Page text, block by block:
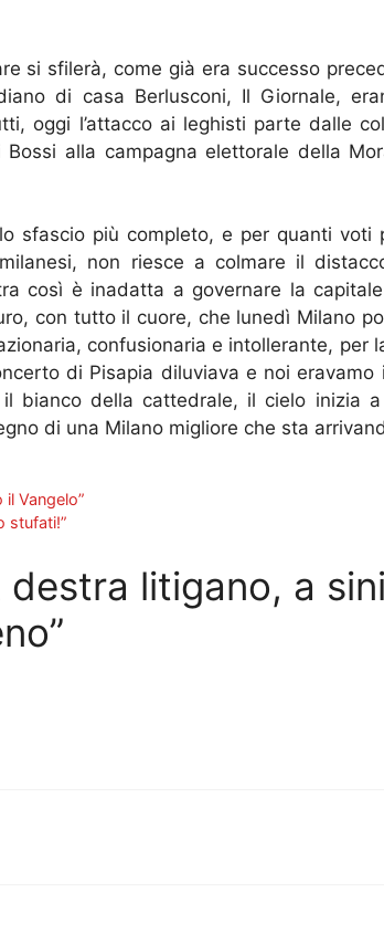
si sfilerà, come già era successo
di casa Berlusconi, Il Giornale,
oggi l’attacco ai leghisti parte dalle
alla campagna elettorale della
sfascio più completo, e per quanti voti
non riesce a colmare il
così è inadatta a governare la
con tutto il cuore, che lunedì Milano
confusionaria e intollerante, per
di Pisapia diluviava e noi eravamo
bianco della cattedrale, il cielo inizia
di una Milano migliore che sta
Vangelo”
stufati!”
destra litigano, a